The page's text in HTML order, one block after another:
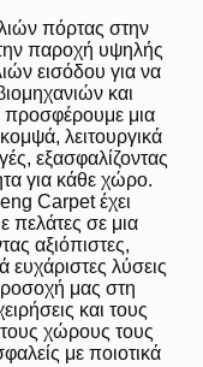
πόρτας στην
παροχή υψηλής
εισόδου για να
και
προσφέρουμε μια
λειτουργικά
εξασφαλίζοντας
για κάθε χώρο.
Carpet έχει
πελάτες σε μια
αξιόπιστες,
ευχάριστες λύσεις
μας στη
και τους
τους χώρους τους
με ποιοτικά